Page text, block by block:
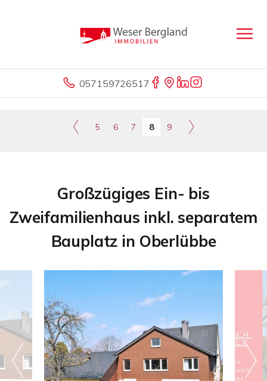
057159726517
5 6 7 8 9
Großzügiges Ein- bis
Zweifamilienhaus inkl. separatem
Bauplatz in Oberlübbe